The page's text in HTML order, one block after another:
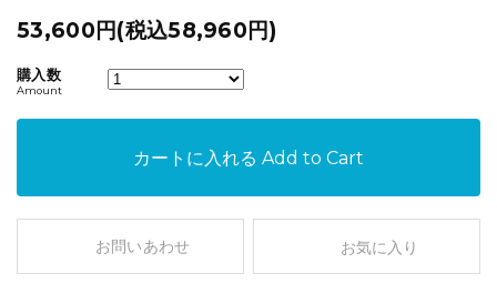
53,600円(税込58,960円)
購入数
Amount
カートに入れる Add to Cart
お問いあわせ お気に入り